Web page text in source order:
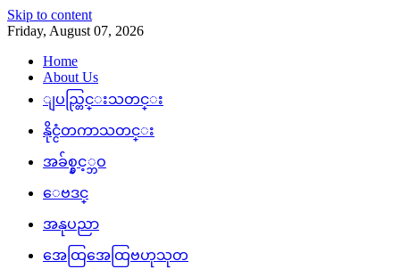
Skip to content
Friday, August 07, 2026
Home
About Us
ျပည္တြင္းသတင္း
နိုင္ငံတကာသတင္း
အခ်စ္နွင့္ဘဝ
ေဗဒင္
အနုပညာ
အေထြအေထြဗဟုသုတ